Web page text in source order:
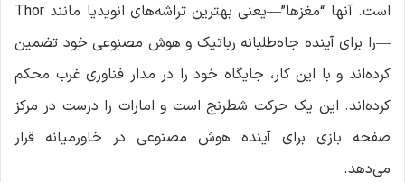
است. آنها “مغزها”—یعنی بهترین تراشه‌های انویدیا مانند Thor
—را برای آینده جاه‌طلبانه رباتیک و هوش مصنوعی خود تضمین
کرده‌اند و با این کار، جایگاه خود را در مدار فناوری غرب محکم
کرده‌اند. این یک حرکت شطرنج است و امارات را درست در مرکز
صفحه بازی برای آینده هوش مصنوعی در خاورمیانه قرار
می‌دهد.